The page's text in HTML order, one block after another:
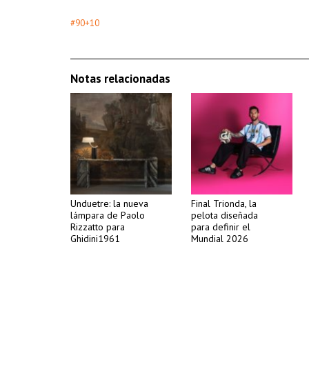
#90+10
Notas relacionadas
Unduetre: la nueva
lámpara de Paolo
Rizzatto para
Ghidini1961
Final Trionda, la
pelota diseñada
para definir el
Mundial 2026